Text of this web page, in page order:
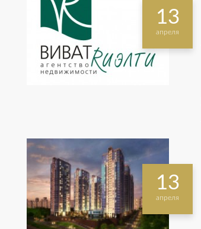
13
апреля
13
апреля